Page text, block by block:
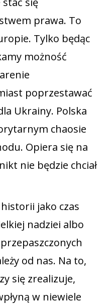
prawa. To
Tylko będąc
możność
poprzestawać
Ukrainy. Polska
chaosie
Opiera się na
nie będzie chciał
jako czas
nadziei albo
od nas. Na to,
się zrealizuje,
w niewiele